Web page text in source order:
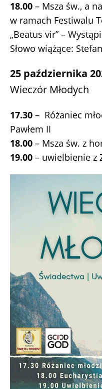
18.00 – Msza św., a
w ramach Festiwalu
„Beatus vir” –
Słowo wiążące:
25 października
Wieczór Młodych
17.30 – Różaniec
Pawłem II
18.00 – Msza św. z
19.00 – uwielbienie z